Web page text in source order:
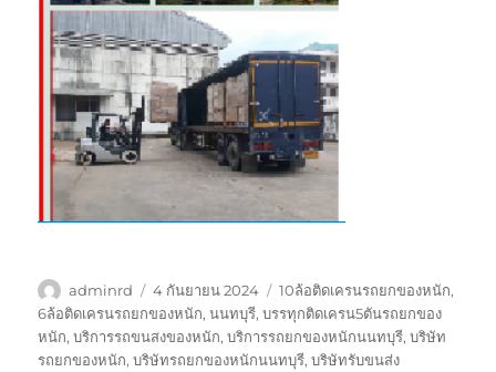
ผู้
เขียน
adminrd
เขียน
เมื่อ
4 กันยายน 2024
ป้าย
กำกับ
10ล้อติดเครนรถยกของหนัก,
6ล้อติดเครนรถยกของหนัก,นนทบุรี,บรรทุกติดเครน5ตันรถยกของ
หนัก,บริการรถขนสงของหนัก,บริการรถยกของหนักนนทบุรี,บริษัท
รถยกของหนัก,บริษัทรถยกของหนักนนทบุรี,บริษัทรับขนส่ง